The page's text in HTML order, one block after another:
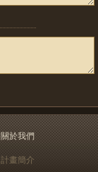
關於我們
計畫簡介